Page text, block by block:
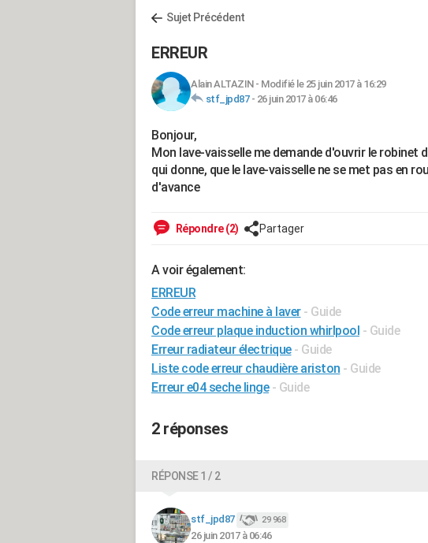
Sujet Précédent
ERREUR
Alain ALTAZIN- Modifié le 25 juin 2017 à 16:29
stf_jpd87- 26 juin 2017 à 06:46
Bonjour,
Mon lave-vaisselle me demande d'ouvrir le robinet
qui donne, que le lave-vaisselle ne se met pas en
d'avance
Répondre (2) Partager
A voir également:
ERREUR
Code erreur machine à laver - Guide
Code erreur plaque induction whirlpool - Guide
Erreur radiateur électrique - Guide
Liste code erreur chaudière ariston - Guide
Erreur e04 seche linge - Guide
2 réponses
RÉPONSE 1 / 2
stf_jpd87 29 968
26 juin 2017 à 06:46